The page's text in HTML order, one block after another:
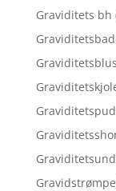
Graviditets bh